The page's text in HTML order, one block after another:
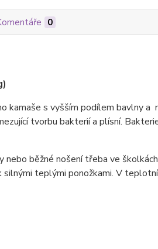
0
kamaše s vyšším podílem bavlny a
tvorbu bakterií a plísní.
běžné nošení třeba ve
teplými ponožkami. V